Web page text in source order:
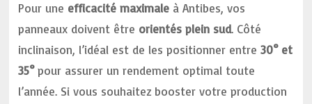
Pour une efficacité maximale à Antibes, vos
panneaux doivent être orientés plein sud. Côté
inclinaison, l’idéal est de les positionner entre30° et
35°pour assurer un rendement optimal toute
l’année. Si vous souhaitez booster votre production